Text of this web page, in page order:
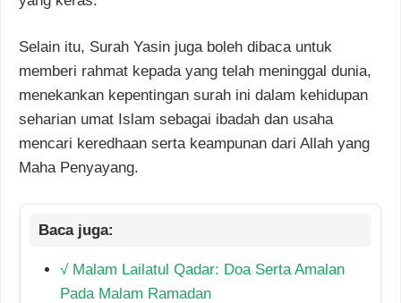
Selain itu, Surah Yasin juga boleh dibaca untuk
memberi rahmat kepada yang telah meninggal dunia,
menekankan kepentingan surah ini dalam kehidupan
seharian umat Islam sebagai ibadah dan usaha
mencari keredhaan serta keampunan dari Allah yang
Maha Penyayang.
√ Malam Lailatul Qadar: Doa Serta Amalan
Pada Malam Ramadan